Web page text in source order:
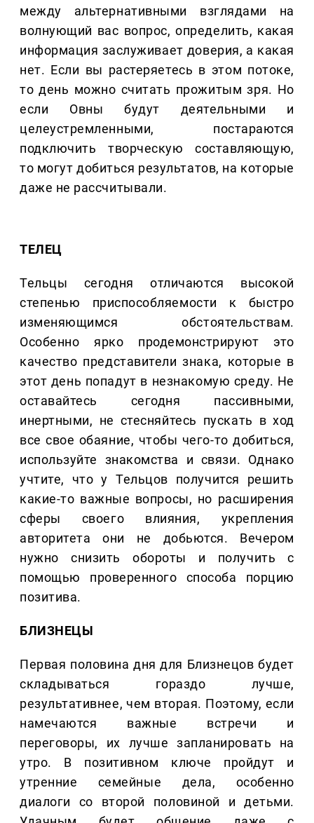
между альтернативными взглядами на
волнующий вас вопрос, определить, какая
информация заслуживает доверия, а какая
нет. Если вы растеряетесь в этом потоке,
то день можно считать прожитым зря. Но
если Овны будут деятельными и
целеустремленными, постараются
подключить творческую составляющую,
то могут добиться результатов, на которые
даже не рассчитывали.
ТЕЛЕЦ
Тельцы сегодня отличаются высокой
степенью приспособляемости к быстро
изменяющимся обстоятельствам.
Особенно ярко продемонстрируют это
качество представители знака, которые в
этот день попадут в незнакомую среду. Не
оставайтесь сегодня пассивными,
инертными, не стесняйтесь пускать в ход
все свое обаяние, чтобы чего-то добиться,
используйте знакомства и связи. Однако
учтите, что у Тельцов получится решить
какие-то важные вопросы, но расширения
сферы своего влияния, укрепления
авторитета они не добьются. Вечером
нужно снизить обороты и получить с
помощью проверенного способа порцию
позитива.
БЛИЗНЕЦЫ
Первая половина дня для Близнецов будет
складываться гораздо лучше,
результативнее, чем вторая. Поэтому, если
намечаются важные встречи и
переговоры, их лучше запланировать на
утро. В позитивном ключе пройдут и
утренние семейные дела, особенно
диалоги со второй половиной и детьми.